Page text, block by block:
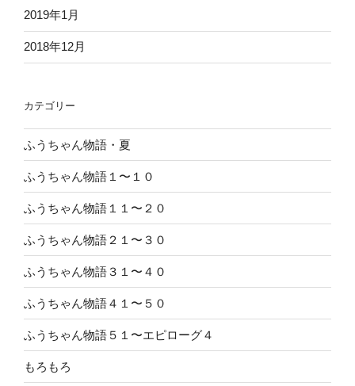
2019年1月
2018年12月
カテゴリー
ふうちゃん物語・夏
ふうちゃん物語１〜１０
ふうちゃん物語１１〜２０
ふうちゃん物語２１〜３０
ふうちゃん物語３１〜４０
ふうちゃん物語４１〜５０
ふうちゃん物語５１〜エピローグ４
もろもろ